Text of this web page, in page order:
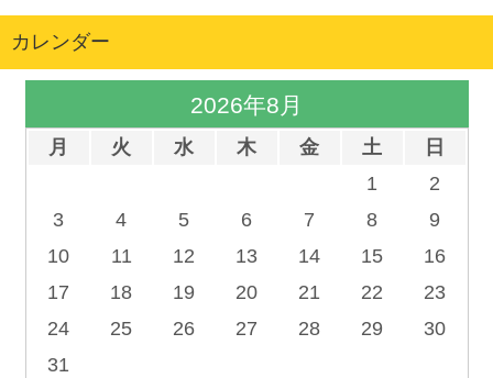
カレンダー
2026年8月
月 火 水 木 金 土 日
1
2
3
4 5 6 7 8
9
10
11 12 13 14 15
16
17
18 19 20 21 22
23
24
25 26 27 28 29
30
31